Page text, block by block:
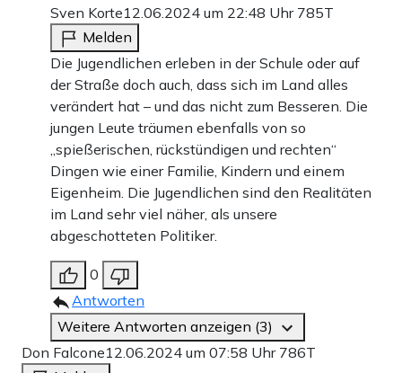
Sven Korte12.06.2024 um 22:48 Uhr 785T
Melden
Die Jugendlichen erleben in der Schule oder auf
der Straße doch auch, dass sich im Land alles
verändert hat – und das nicht zum Besseren. Die
jungen Leute träumen ebenfalls von so
„spießerischen, rückstündigen und rechten“
Dingen wie einer Familie, Kindern und einem
Eigenheim. Die Jugendlichen sind den Realitäten
im Land sehr viel näher, als unsere
abgeschotteten Politiker.
0
Antworten
Weitere Antworten anzeigen (3)
Don Falcone12.06.2024 um 07:58 Uhr 786T